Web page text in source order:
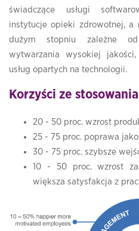
świadczące usługi
instytucje opieki zdrowotnej, a
dużym stopniu zależne
wytwarzania wysokiej
usług opartych na technologii.
Korzyści ze
20 - 50 proc. wzrost
25 - 75 proc. poprawa
30 - 75 proc. szybsze
10 - 50 proc. wzrost
większa satysfakcja z